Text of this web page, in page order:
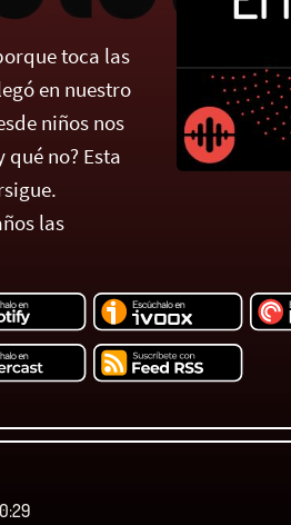
toca las
en nuestro
niños nos
no? Esta
las